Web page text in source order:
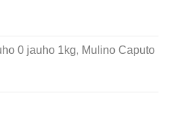
0 jauho 1kg, Mulino Caputo